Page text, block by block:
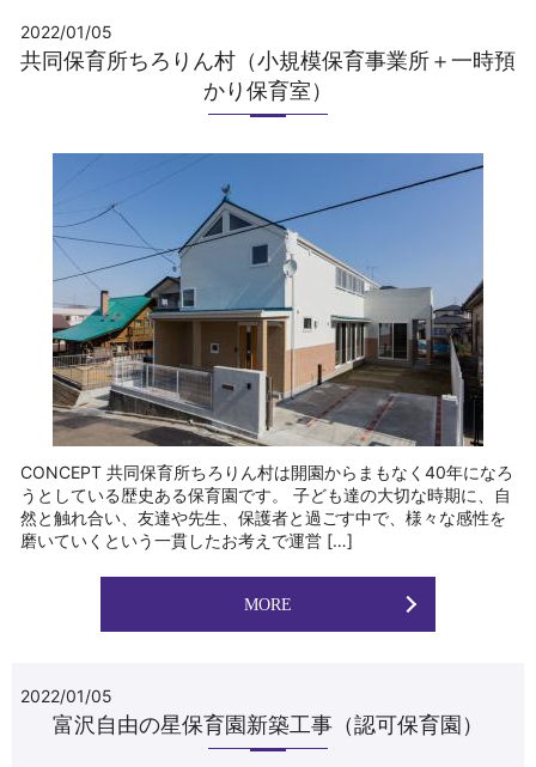
2022/01/05
共同保育所ちろりん村（小規模保育事業所＋一時預
かり保育室）
CONCEPT 共同保育所ちろりん村は開園からまもなく40年になろ
うとしている歴史ある保育園です。 子ども達の大切な時期に、自
然と触れ合い、友達や先生、保護者と過ごす中で、様々な感性を
磨いていくという一貫したお考えで運営 […]
MORE
2022/01/05
富沢自由の星保育園新築工事（認可保育園）